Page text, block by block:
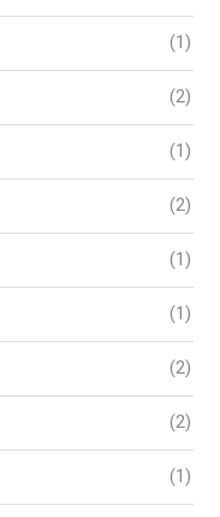
(1)
(2)
(1)
(2)
(1)
(1)
(2)
(2)
(1)